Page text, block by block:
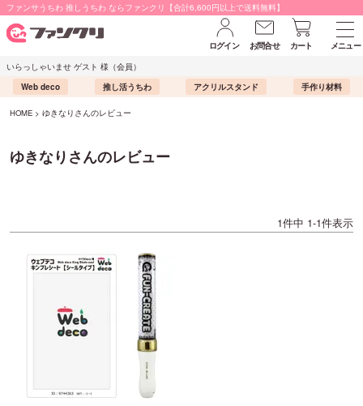
ファンサうちわ 推しうちわ ならファンクリ【合計6,600円以上で送料無料】
ログイン お問合せ カート
メニュー
いらっしゃいませ ゲスト 様（会員）
Web deco
推し活うちわ アクリルスタンド 手作り材料
HOME ゆきなりさんのレビュー
ゆきなりさんのレビュー
1件中 1-1件表示